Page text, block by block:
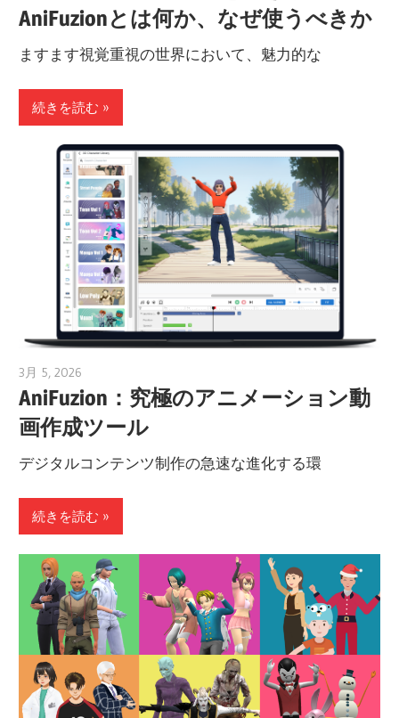
AniFuzionとは何か、なぜ使うべきか
ますます視覚重視の世界において、魅力的な
続きを読む
3月 5, 2026
AniFuzion：究極のアニメーション動
画作成ツール
デジタルコンテンツ制作の急速な進化する環
続きを読む